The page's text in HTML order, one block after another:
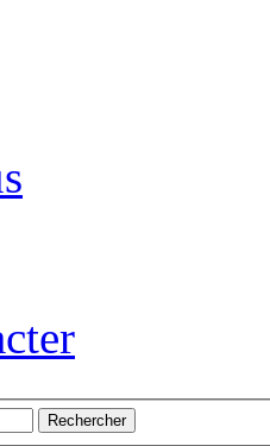
Rechercher